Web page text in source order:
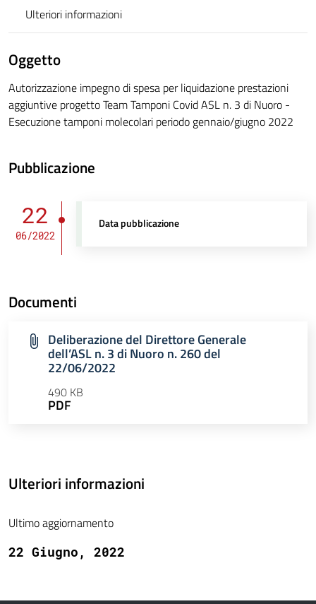
Ulteriori informazioni
Oggetto
Autorizzazione impegno di spesa per liquidazione prestazioni
aggiuntive progetto Team Tamponi Covid ASL n. 3 di Nuoro -
Esecuzione tamponi molecolari periodo gennaio/giugno 2022
Pubblicazione
22
06/2022
Data pubblicazione
Documenti
Deliberazione del Direttore Generale
dell’ASL n. 3 di Nuoro n. 260 del
22/06/2022
490 KB
PDF
Ulteriori informazioni
Ultimo aggiornamento
22 Giugno, 2022